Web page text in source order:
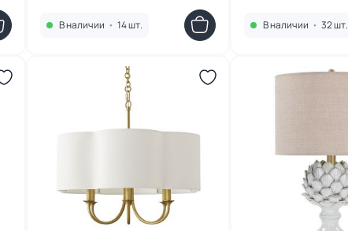
В наличии • 14 шт. В наличии • 32 шт.